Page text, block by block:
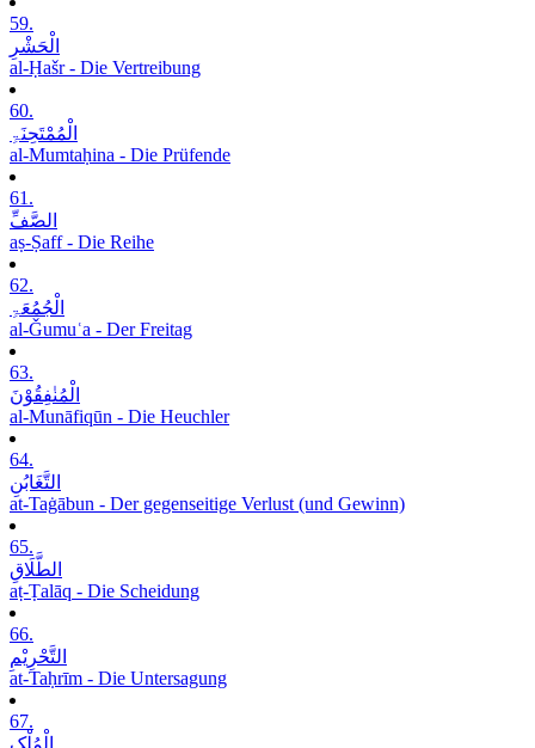
59.
الْحَشْرِ
al-Ḥašr - Die Vertreibung
60.
الْمُمْتَحِنَۃِ
al-Mumtaḥina - Die Prüfende
61.
الصَّفِّ
aṣ-Ṣaff - Die Reihe
62.
الْجُمُعَۃِ
al-Ǧumuʿa - Der Freitag
63.
الْمُنٰفِقُوْنَ
al-Munāfiqūn - Die Heuchler
64.
التَّغَابُنِ
at-Taġābun - Der gegenseitige Verlust (und Gewinn)
65.
الطَّلَاقِ
aṭ-Ṭalāq - Die Scheidung
66.
التَّحْرِیْمِ
at-Taḥrīm - Die Untersagung
67.